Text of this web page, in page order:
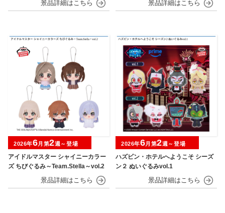
アイドルマスター シャイニーカラー
ズ ちびぐるみ～Team.Stella～vol.2
2026年6月第2週～登場
ハズビン・ホテルへようこそ シーズ
ン２ ぬいぐるみvol.1
2026年6月第2週～登場